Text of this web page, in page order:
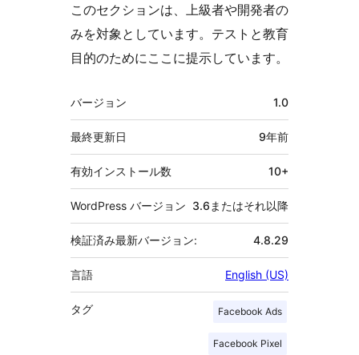
このセクションは、上級者や開発者の
みを対象としています。テストと教育
目的のためにここに提示しています。
メ
タ
バージョン 1.0
最終更新日 9年前
有効インストール数 10+
WordPress バージョン 3.6またはそれ以降
検証済み最新バージョン: 4.8.29
言語 English (US)
タグ Facebook Ads
Facebook Pixel